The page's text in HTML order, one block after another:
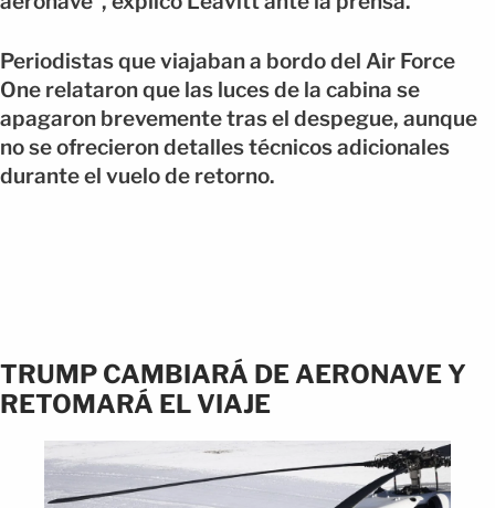
Periodistas que viajaban a bordo del Air Force
One relataron que las luces de la cabina se
apagaron brevemente tras el despegue, aunque
no se ofrecieron detalles técnicos adicionales
durante el vuelo de retorno.
TRUMP CAMBIARÁ DE AERONAVE Y
RETOMARÁ EL VIAJE